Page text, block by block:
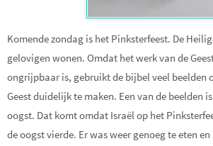
Komende zondag is het Pinksterfeest. De
gelovigen wonen. Omdat het werk van de
ongrijpbaar is, gebruikt de bijbel veel beelden
Geest duidelijk te maken. Een van de beelden
oogst. Dat komt omdat Israël op het
de oogst vierde. Er was weer genoeg te eten